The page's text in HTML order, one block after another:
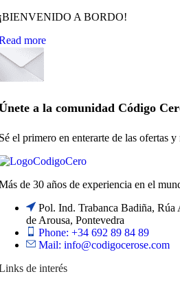
A BORDO!
more
a la comunidad Código
el primero en enterarte de las ofertas
de 30 años de experiencia en el
Pol. Ind. Trabanca Badiña,
de Arousa, Pontevedra
Phone: +34 692 89 84 89
Mail: info@codigocerose.com
de interés